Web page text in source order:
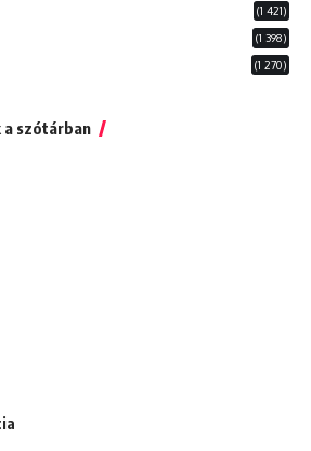
(1 421)
(1 398)
(1 270)
a szótárban